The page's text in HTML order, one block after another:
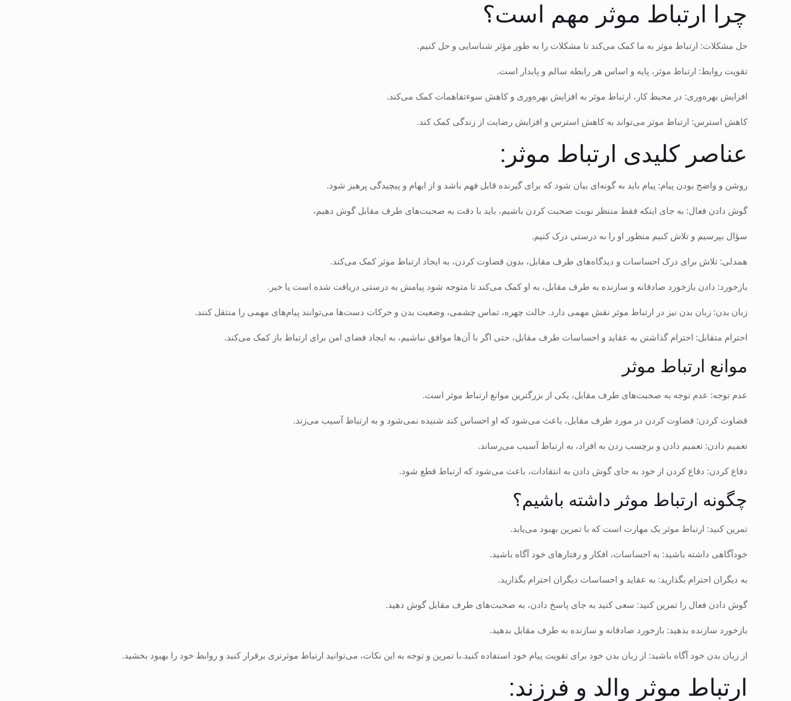
چرا ارتباط موثر مهم است؟
حل مشکلات: ارتباط موثر به ما کمک می‌کند تا مشکلات را به طور مؤثر شناسایی و حل کنیم.
تقویت روابط: ارتباط موثر، پایه و اساس هر رابطه سالم و پایدار است.
افزایش بهره‌وری: در محیط کار، ارتباط موثر به افزایش بهره‌وری و کاهش سوءتفاهمات کمک می‌کند.
کاهش استرس: ارتباط موثر می‌تواند به کاهش استرس و افزایش رضایت از زندگی کمک کند.
عناصر کلیدی ارتباط موثر:
روشن و واضح بودن پیام: پیام باید به گونه‌ای بیان شود که برای گیرنده قابل فهم باشد و از ابهام و پیچیدگی پرهیز شود.
گوش دادن فعال: به جای اینکه فقط منتظر نوبت صحبت کردن باشیم، باید با دقت به صحبت‌های طرف مقابل گوش دهیم،
سؤال بپرسیم و تلاش کنیم منظور او را به درستی درک کنیم.
همدلی: تلاش برای درک احساسات و دیدگاه‌های طرف مقابل، بدون قضاوت کردن، به ایجاد ارتباط موثر کمک می‌کند.
بازخورد: دادن بازخورد صادقانه و سازنده به طرف مقابل، به او کمک می‌کند تا متوجه شود پیامش به درستی دریافت شده است یا خیر.
زبان بدن: زبان بدن نیز در ارتباط موثر نقش مهمی دارد. حالت چهره، تماس چشمی، وضعیت بدن و حرکات دست‌ها می‌توانند پیام‌های مهمی را منتقل کنند.
احترام متقابل: احترام گذاشتن به عقاید و احساسات طرف مقابل، حتی اگر با آن‌ها موافق نباشیم، به ایجاد فضای امن برای ارتباط باز کمک می‌کند.
موانع ارتباط موثر
عدم توجه: عدم توجه به صحبت‌های طرف مقابل، یکی از بزرگترین موانع ارتباط موثر است.
قضاوت کردن: قضاوت کردن در مورد طرف مقابل، باعث می‌شود که او احساس کند شنیده نمی‌شود و به ارتباط آسیب می‌زند.
تعمیم دادن: تعمیم دادن و برچسب زدن به افراد، به ارتباط آسیب می‌رساند.
دفاع کردن: دفاع کردن از خود به جای گوش دادن به انتقادات، باعث می‌شود که ارتباط قطع شود.
چگونه ارتباط موثر داشته باشیم؟
تمرین کنید: ارتباط موثر یک مهارت است که با تمرین بهبود می‌یابد.
خودآگاهی داشته باشید: به احساسات، افکار و رفتارهای خود آگاه باشید.
به دیگران احترام بگذارید: به عقاید و احساسات دیگران احترام بگذارید.
گوش دادن فعال را تمرین کنید: سعی کنید به جای پاسخ دادن، به صحبت‌های طرف مقابل گوش دهید.
بازخورد سازنده بدهید: بازخورد صادقانه و سازنده به طرف مقابل بدهید.
از زبان بدن خود آگاه باشید: از زبان بدن خود برای تقویت پیام خود استفاده کنید.با تمرین و توجه به این نکات، می‌توانید ارتباط موثر‌تری برقرار کنید و روابط خود را بهبود بخشید.
ارتباط موثر والد و فرزند: